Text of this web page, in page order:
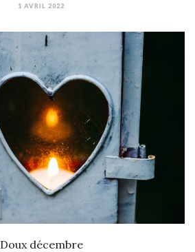
1 AVRIL 2022
Doux décembre